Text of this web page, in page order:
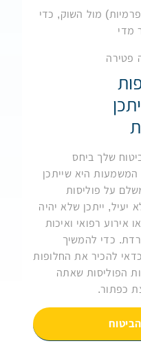
מול השוק, כדי
מדי
פטירה
שלך ביחס
המשמעות היא שייתכן
על פוליסות
יעיל, ייתכן שלא יהיה
אירוע רפואי ואיכות
כדי להמשיך
להכיר את החלופות
הפוליסות שאתה
כפתור.